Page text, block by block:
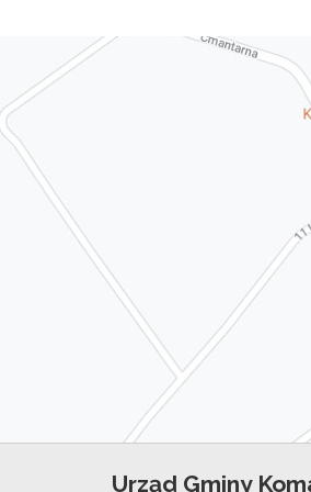
Urząd Gminy